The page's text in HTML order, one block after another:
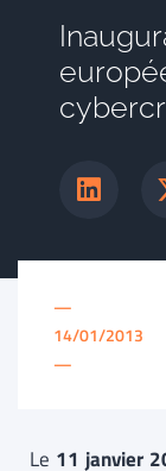
—
14/01/2013
—
Le 11 janvier